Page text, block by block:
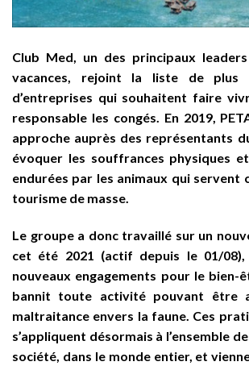
Club Med, un des principaux
vacances, rejoint la liste de plus
d’entreprises qui souhaitent faire
responsable les congés. En 2019,
approche auprès des représentants
évoquer les souffrances physiques
endurées par les animaux qui servent
tourisme de masse.
Le groupe a donc travaillé sur un
cet été 2021 (actif depuis le 01/
nouveaux engagements pour le bien-
bannit toute activité pouvant être
maltraitance envers la faune. Ces
s’appliquent désormais à l’ensemble
société, dans le monde entier, et